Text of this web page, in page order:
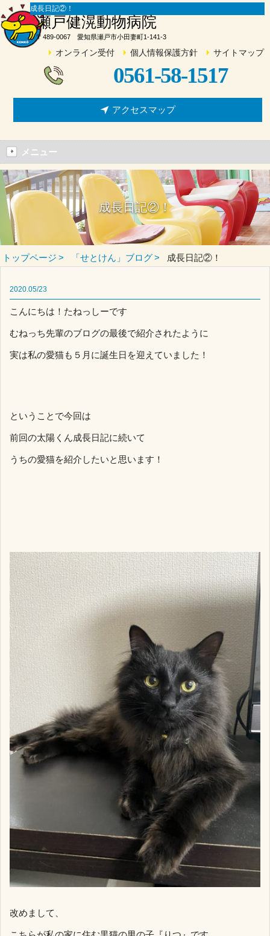
成長日記②！
瀬戸健滉動物病院
〒489-0067 愛知県瀬戸市小田妻町1-141-3
オンライン受付 個人情報保護方針 サイトマップ
0561-58-1517
アクセスマップ
メニュー
成長日記②！
トップページ 「せとけん」ブログ 成長日記②！
2020.05/23
こんにちは！たねっしーです
むねっち先輩のブログの最後で紹介されたように
実は私の愛猫も５月に誕生日を迎えていました！
ということで今回は
前回の太陽くん成長日記に続いて
うちの愛猫を紹介したいと思います！
改めまして、